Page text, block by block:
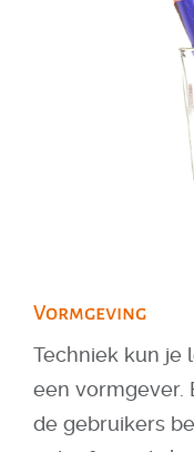
Vormgeving
Techniek kun je
een vormgever.
de gebruikers